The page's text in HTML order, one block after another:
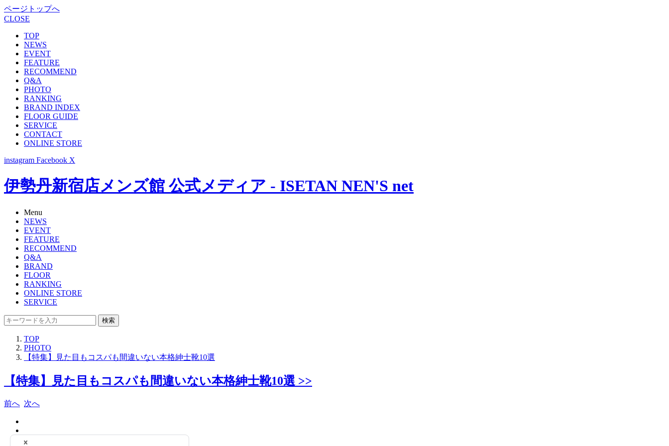
ページトップへ
CLOSE
TOP
NEWS
EVENT
FEATURE
RECOMMEND
Q&A
PHOTO
RANKING
BRAND INDEX
FLOOR GUIDE
SERVICE
CONTACT
ONLINE STORE
instagram Facebook X
伊勢丹新宿店メンズ館 公式メディア - ISETAN NEN'S net
Menu
NEWS
EVENT
FEATURE
RECOMMEND
Q&A
BRAND
FLOOR
RANKING
ONLINE STORE
SERVICE
検索
TOP
PHOTO
【特集】見た目もコスパも間違いない本格紳士靴10選
【特集】見た目もコスパも間違いない本格紳士靴10選 >>
前へ 次へ